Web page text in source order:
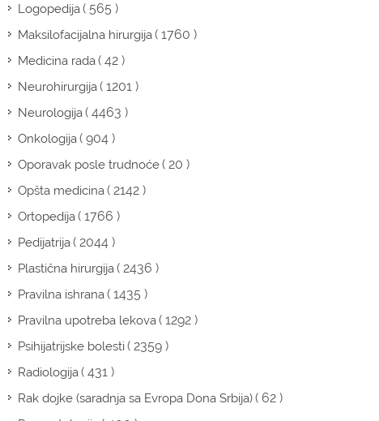
Logopedija( 565 )
Maksilofacijalna hirurgija( 1760 )
Medicina rada( 42 )
Neurohirurgija( 1201 )
Neurologija( 4463 )
Onkologija( 904 )
Oporavak posle trudnoće( 20 )
Opšta medicina( 2142 )
Ortopedija( 1766 )
Pedijatrija( 2044 )
Plastična hirurgija( 2436 )
Pravilna ishrana( 1435 )
Pravilna upotreba lekova( 1292 )
Psihijatrijske bolesti( 2359 )
Radiologija( 431 )
Rak dojke (saradnja sa Evropa Dona Srbija)( 62 )